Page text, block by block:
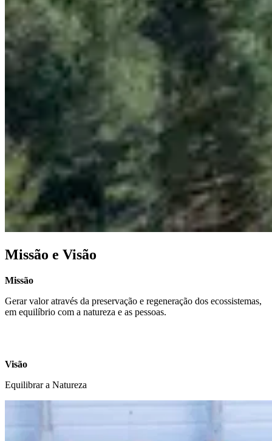
Missão e Visão
Missão
Gerar valor através da preservação e regeneração dos ecossistemas,
em equilíbrio com a natureza e as pessoas.
Visão
Equilibrar a Natureza